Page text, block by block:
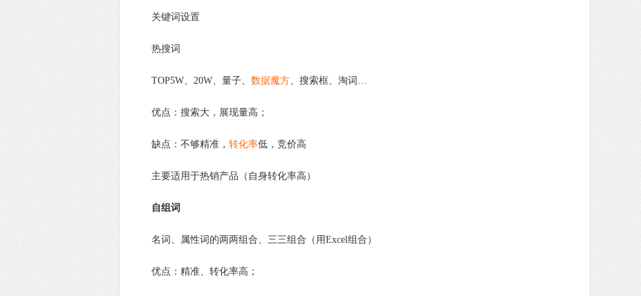
关键词设置
热搜词
TOP5W、20W、量子、 数据魔方、搜索框、淘词…
优点：搜索大，展现量高；
缺点：不够精准， 转化率低，竞价高
主要适用于热销产品（自身转化率高）
自组词
名词、属性词的两两组合、三三组合（用Excel组合）
优点：精准、转化率高；